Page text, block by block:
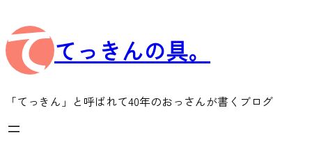
容
を
ス
ッ
てっきんの具。
「てっきん」と呼ばれて40年のおっさんが書くブログ